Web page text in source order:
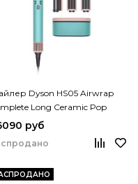
Dyson HS05 Airwrap
Long Ceramic Pop
руб